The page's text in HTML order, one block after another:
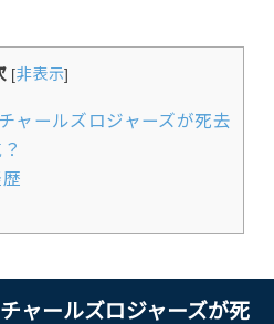
[非表示]
ャールズロジャーズが死去
ャールズロジャーズが死